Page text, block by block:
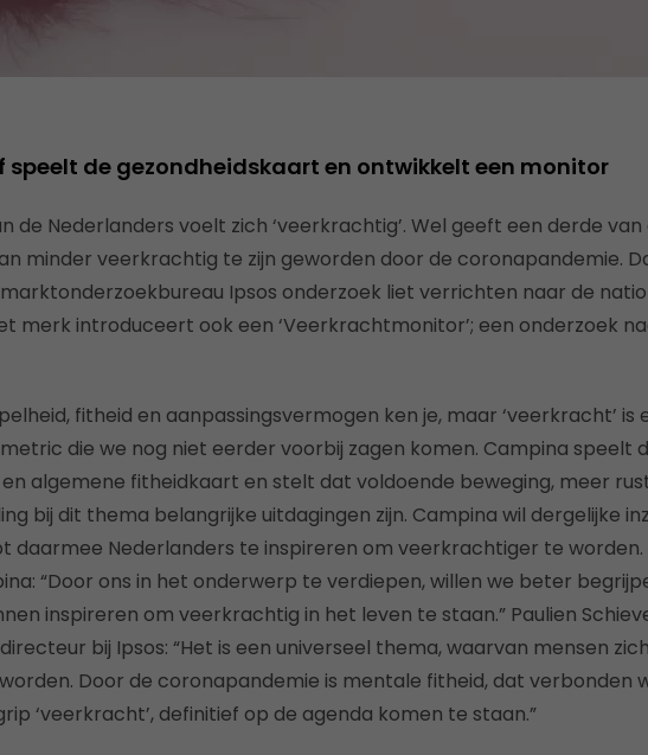
speelt de gezondheidskaart en ontwikkelt een monitor
de Nederlanders voelt zich ‘veerkrachtig’. Wel geeft een derde
minder veerkrachtig te zijn geworden door de coronapandemie.
Ipsos onderzoek liet verrichten naar de
merk introduceert ook een ‘Veerkrachtmonitor’; een onderzoek
fitheid en aanpassingsvermogen ken je, maar ‘veerkracht’ is
die we nog niet eerder voorbij zagen komen. Campina speelt
algemene fitheidkaart en stelt dat voldoende beweging, meer
bij dit thema belangrijke uitdagingen zijn. Campina wil dergelijke
daarmee Nederlanders te inspireren om veerkrachtiger te worden.
“Door ons in het onderwerp te verdiepen, willen we beter
inspireren om veerkrachtig in het leven te staan.” Paulien
bij Ipsos: “Het is een universeel thema, waarvan mensen
Door de coronapandemie is mentale fitheid, dat verbonden
‘veerkracht’, definitief op de agenda komen te staan.”